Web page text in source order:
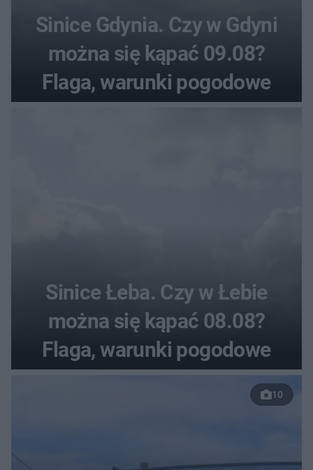
Sinice Gdynia. Czy w Gdyni
można się kąpać 09.08?
Flaga, warunki pogodowe
Sinice Łeba. Czy w Łebie
można się kąpać 08.08?
Flaga, warunki pogodowe
10